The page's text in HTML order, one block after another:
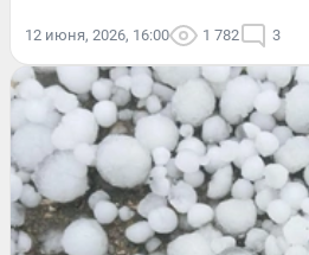
12 июня, 2026, 16:00 1 782 3